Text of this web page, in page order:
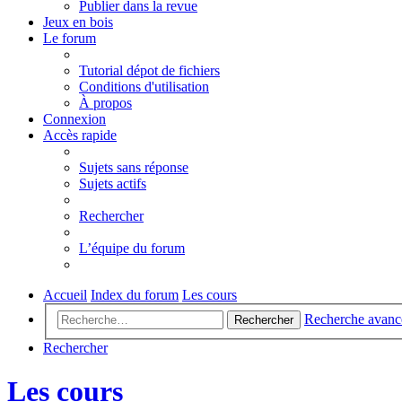
Publier dans la revue
Jeux en bois
Le forum
Tutorial dépot de fichiers
Conditions d'utilisation
À propos
Connexion
Accès rapide
Sujets sans réponse
Sujets actifs
Rechercher
L’équipe du forum
Accueil Index du forum Les cours
Rechercher
Recherche
Rechercher
Les cours